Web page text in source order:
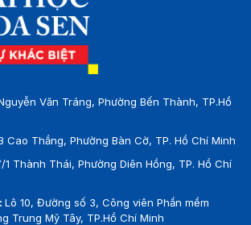
Văn Tráng, Phường Bến Thành, TP.Hồ
Cao Thắng, Phường Bàn Cờ, TP. Hồ Chí Minh
1 Thành Thái, Phường Diên Hồng, TP. Hồ Chí
Lô 10, Đường số 3, Công viên Phần mềm
Trung Mỹ Tây, TP.Hồ Chí Minh